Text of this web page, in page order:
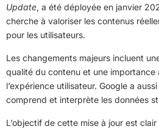
Update, a été déployée en janvier
cherche à valoriser les contenus
pour les utilisateurs.
Les changements majeurs incluent
qualité du contenu et une importance
l’expérience utilisateur. Google a
comprend et interprète les données
L’objectif de cette mise à jour est